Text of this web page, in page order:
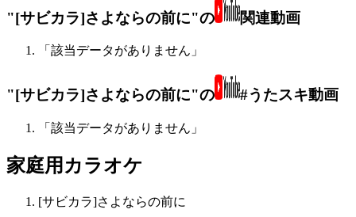
"[サビカラ]さよならの前に"の 関連動画
「該当データがありません」
"[サビカラ]さよならの前に"の #うたスキ動画
「該当データがありません」
家庭用カラオケ
[サビカラ]さよならの前に